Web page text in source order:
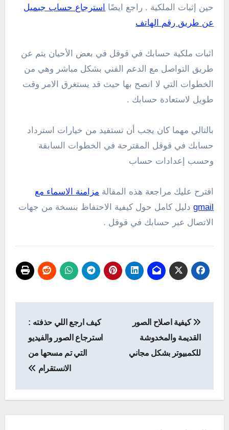
حين إثبات الملكية . راجع ايضًا
استرجاع حساب جيميل
عن طريق رقم الهاتف
اثبات ملكية حسابك في قوقل في بعض الأحيان يتم عن
طريق التواصل مع الدعم الفني بشكل مباشر وهي من
الخطوات التي لا انصح بها حيث قد يستغرق الامر وقت
طويل لاستعادة حسابك .
بالتالي مهما كان يجب أن تستفيد من خيارات استرداد
حسابك في قوقل المقترحة في الخطوات السابقة
وحسب إعدادات حساب
اقترح عليك مراجعة هذه المقالة مزامنة الاسماء مع
gmailدليل كامل حول كيفية الاحتفاظ بنسخة من جهات
الاتصال عبر حسابك في قوقل .
المقالات
كيفية اصلاح الصور
القديمة والمخدوشة
للكمبيوتر بشكل مجاني
كيف ارجع اللي حذفته :
استرجاع الصور والفيديو
التي تم مسحها من
الانستقرام